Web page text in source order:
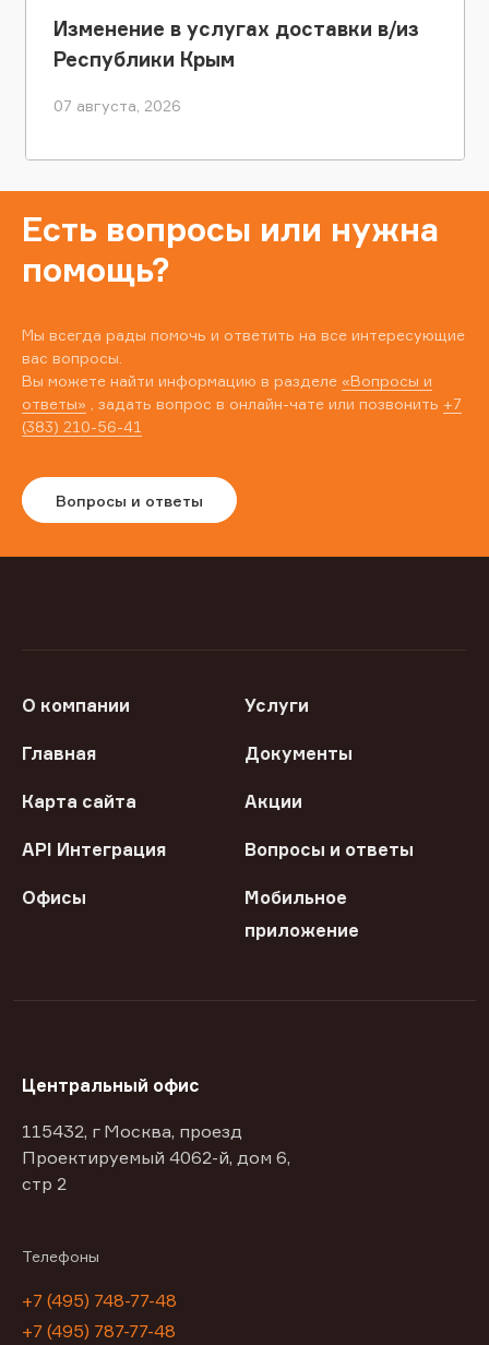
Изменение в услугах доставки в/из
Республики Крым
07 августа, 2026
Есть вопросы или нужна
помощь?
Мы всегда рады помочь и ответить на все интересующие
вас вопросы.
Вы можете найти информацию в разделе «Вопросы и
ответы» , задать вопрос в онлайн-чате или позвонить +7
(383) 210-56-41
Вопросы и ответы
О компании Услуги
Главная Документы
Карта сайта Акции
API Интеграция Вопросы и ответы
Офисы
Мобильное
приложение
Центральный офис
115432, г Москва, проезд
Проектируемый 4062-й, дом 6,
стр 2
Телефоны
+7 (495) 748-77-48
+7 (495) 787-77-48